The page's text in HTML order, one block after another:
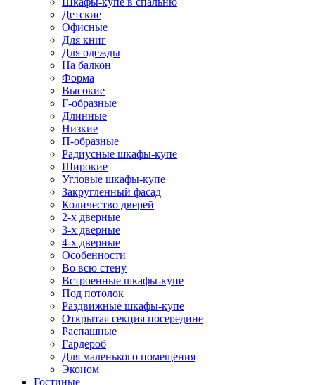
Детские
Офисные
Для книг
Для одежды
На балкон
Форма
Высокие
Г-образные
Длинные
Низкие
П-образные
Радиусные шкафы-купе
Широкие
Угловые шкафы-купе
Закругленный фасад
Количество дверей
2-х дверные
3-х дверные
4-х дверные
Особенности
Во всю стену
Встроенные шкафы-купе
Под потолок
Раздвижные шкафы-купе
Открытая секция посередине
Распашные
Гардероб
Для маленького помещения
Эконом
Гостиные